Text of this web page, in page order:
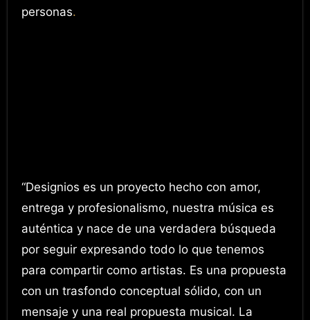
personas.
“Designios es un proyecto hecho con amor,
entrega y profesionalismo, nuestra música es
auténtica y nace de una verdadera búsqueda
por seguir expresando todo lo que tenemos
para compartir como artistas. Es una propuesta
con un trasfondo conceptual sólido, con un
mensaje y una real propuesta musical. La